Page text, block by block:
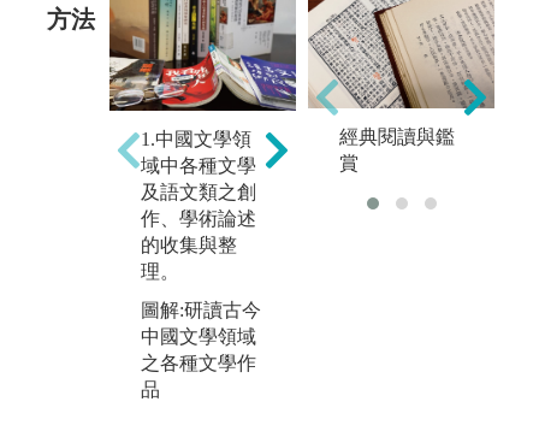
方法
1.中國文學領
域中各種文學
及語文類之創
作、學術論述
的收集與整
理。
圖解:研讀古今
中國文學領域
之各種文學作
品
2.中國文學領
域中各種文學
及語文類之創
作、學術論述
經典閱讀與鑑
賞